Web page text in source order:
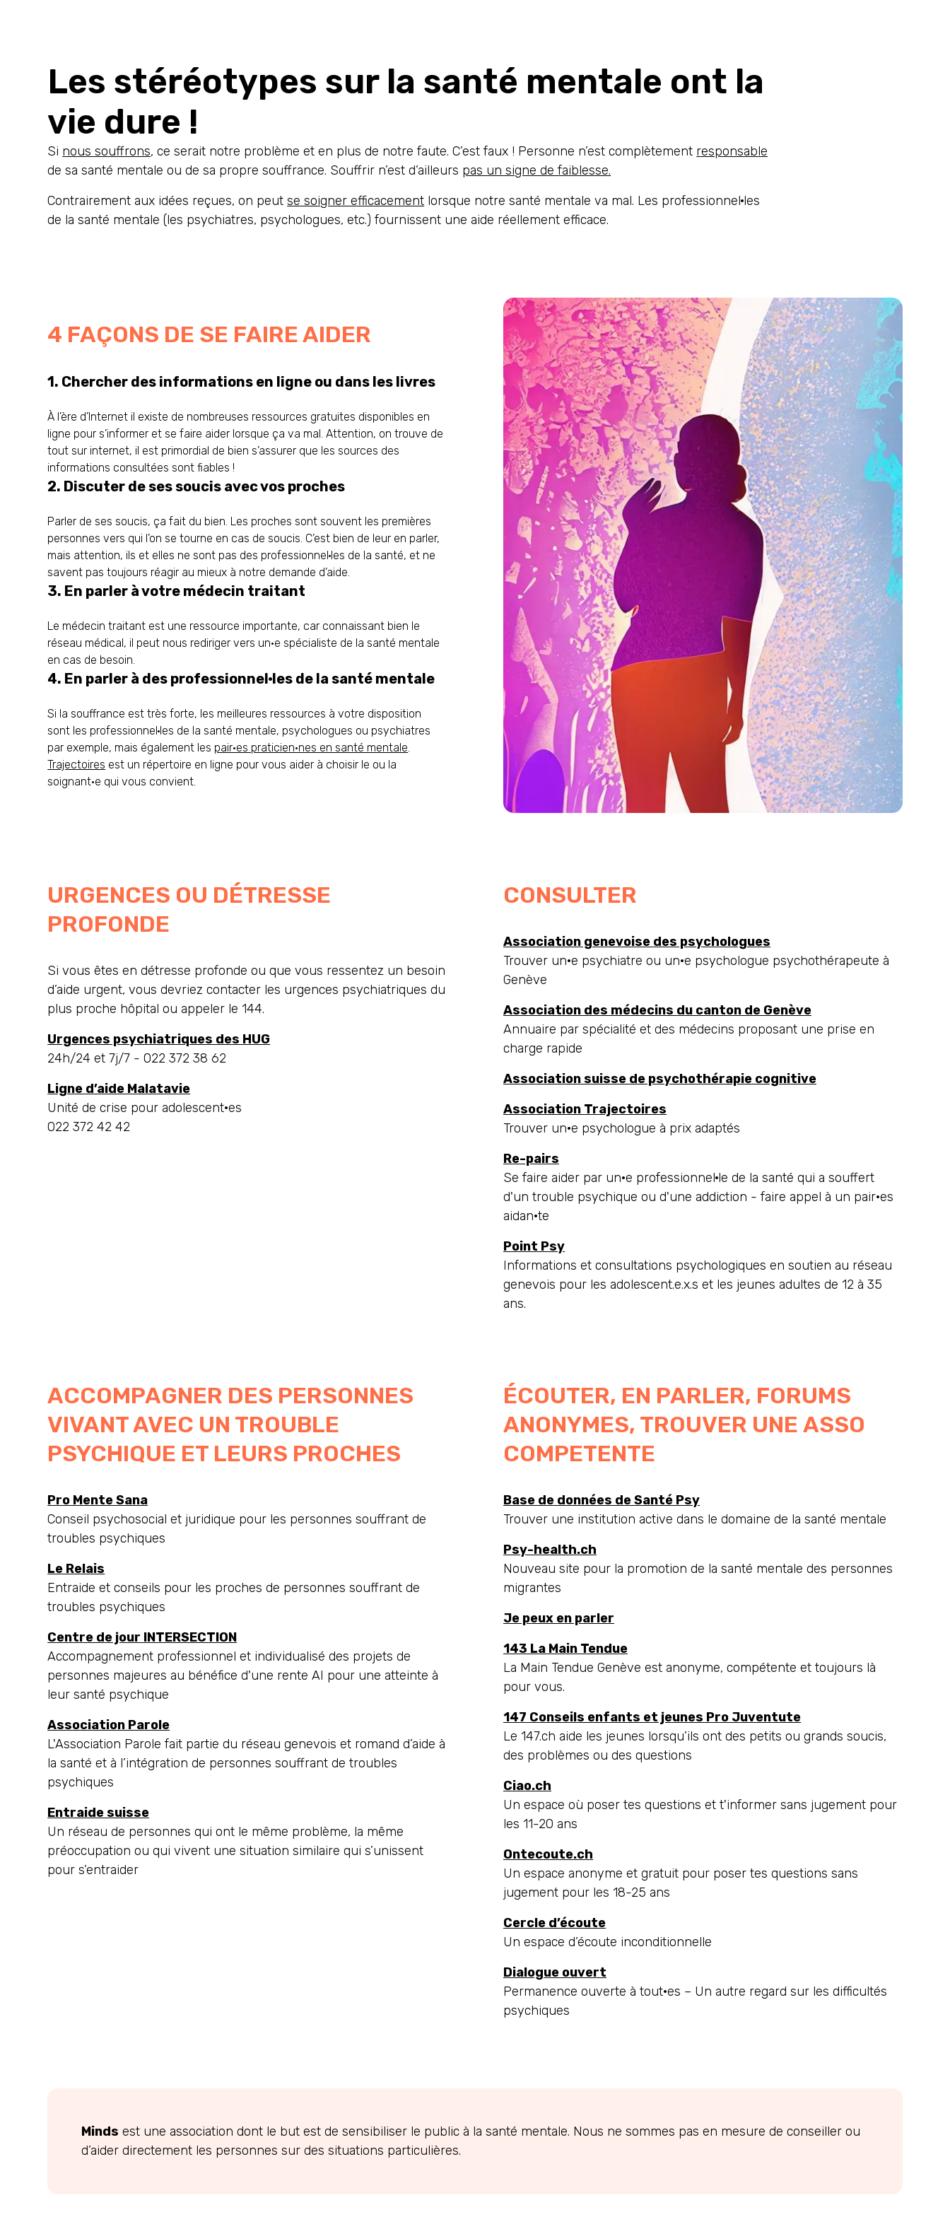
Les stéréotypes sur la santé mentale ont la
vie dure !
Si nous souffrons, ce serait notre problème et en plus de notre faute. C’est faux ! Personne n’est complètement responsable
de sa santé mentale ou de sa propre souffrance. Souffrir n’est d’ailleurs pas un signe de faiblesse.
Contrairement aux idées reçues, on peutse soigner efficacement lorsque notre santé mentale va mal. Les professionnel·les
de la santé mentale (les psychiatres, psychologues, etc.) fournissent une aide réellement efficace.
4 FAÇONS DE SE FAIRE AIDER
1. Chercher des informations en ligne ou dans les livres
À l’ère d’Internet il existe de nombreuses ressources gratuites disponibles en
ligne pour s’informer et se faire aider lorsque ça va mal. Attention, on trouve de
tout sur internet, il est primordial de bien s’assurer que les sources des
informations consultées sont fiables !
2. Discuter de ses soucis avec vos proches
Parler de ses soucis, ça fait du bien. Les proches sont souvent les premières
personnes vers qui l’on se tourne en cas de soucis. C’est bien de leur en parler,
mais attention, ils et elles ne sont pas des professionnel·les de la santé, et ne
savent pas toujours réagir au mieux à notre demande d’aide.
3. En parler à votre médecin traitant
Le médecin traitant est une ressource importante, car connaissant bien le
réseau médical, il peut nous rediriger vers un·e spécialiste de la santé mentale
en cas de besoin.
4. En parler à des professionnel·les de la santé mentale
Si la souffrance est très forte, les meilleures ressources à votre disposition
sont les professionnel·les de la santé mentale, psychologues ou psychiatres
par exemple, mais également les pair·es praticien·nes en santé mentale.
Trajectoires est un répertoire en ligne pour vous aider à choisir le ou la
soignant·e qui vous convient.
URGENCES OU DÉTRESSE
PROFONDE
Si vous êtes en détresse profonde ou que vous ressentez un besoin
d’aide urgent, vous devriez contacter les urgences psychiatriques du
plus proche hôpital ou appeler le 144.
Urgences psychiatriques des HUG
24h/24 et 7j/7 - 022 372 38 62
Ligne d’aide Malatavie
Unité de crise pour adolescent·es
022 372 42 42
CONSULTER
Association genevoise des psychologues
Trouver un·e psychiatre ou un·e psychologue psychothérapeute à
Genève
Association des médecins du canton de Genève
Annuaire par spécialité et des médecins proposant une prise en
charge rapide
Association suisse de psychothérapie cognitive
Association Trajectoires
Trouver un·e psychologue à prix adaptés
Re-pairs
Se faire aider par un·e professionnel·le de la santé qui a souffert
d'un trouble psychique ou d'une addiction - faire appel à un pair·es
aidan·te
Point Psy
Informations et consultations psychologiques en soutien au réseau
genevois pour les adolescent.e.x.s et les jeunes adultes de 12 à 35
ans.
ACCOMPAGNER DES PERSONNES
VIVANT AVEC UN TROUBLE
PSYCHIQUE ET LEURS PROCHES
Pro Mente Sana
Conseil psychosocial et juridique pour les personnes souffrant de
troubles psychiques
Le Relais
Entraide et conseils pour les proches de personnes souffrant de
troubles psychiques
Centre de jour INTERSECTION
Accompagnement professionnel et individualisé des projets de
personnes majeures au bénéfice d'une rente AI pour une atteinte à
leur santé psychique
Association Parole
L'Association Parole fait partie du réseau genevois et romand d’aide à
la santé et à l’intégration de personnes souffrant de troubles
psychiques
Entraide suisse
Un réseau de personnes qui ont le même problème, la même
préoccupation ou qui vivent une situation similaire qui s’unissent
pour s’entraider
ÉCOUTER, EN PARLER, FORUMS
ANONYMES, TROUVER UNE ASSO
COMPETENTE
Base de données de Santé Psy
Trouver une institution active dans le domaine de la santé mentale
Psy-health.ch
Nouveau site pour la promotion de la santé mentale des personnes
migrantes
Je peux en parler
143 La Main Tendue
La Main Tendue Genève est anonyme, compétente et toujours là
pour vous.
147 Conseils enfants et jeunes Pro Juventute
Le 147.ch aide les jeunes lorsqu’ils ont des petits ou grands soucis,
des problèmes ou des questions
Ciao.ch
Un espace où poser tes questions et t'informer sans jugement pour
les 11-20 ans
Ontecoute.ch
Un espace anonyme et gratuit pour poser tes questions sans
jugement pour les 18-25 ans
Cercle d’écoute
Un espace d’écoute inconditionnelle
Dialogue ouvert
Permanence ouverte à tout·es – Un autre regard sur les difficultés
psychiques
Minds est une association dont le but est de sensibiliser le public à la santé mentale. Nous ne sommes pas en mesure de conseiller ou
d’aider directement les personnes sur des situations particulières.